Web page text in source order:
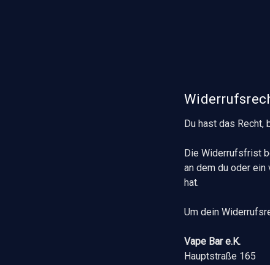
Du hast das Recht,
Die Widerrufsfrist
an dem du oder
hat.
Um dein
Vape Bar e.K.
Hauptstraße 165